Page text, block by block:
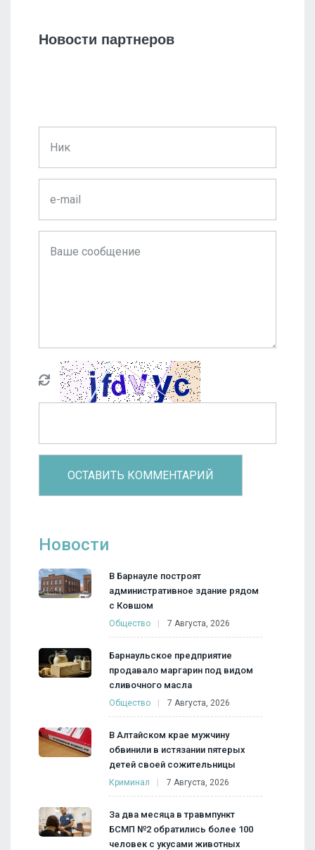
Новости партнеров
Новости
В Барнауле построят
административное здание рядом
с Ковшом
Общество 7 Августа, 2026
Барнаульское предприятие
продавало маргарин под видом
сливочного масла
Общество 7 Августа, 2026
В Алтайском крае мужчину
обвинили в истязании пятерых
детей своей сожительницы
Криминал 7 Августа, 2026
За два месяца в травмпункт
БСМП №2 обратились более 100
человек с укусами животных